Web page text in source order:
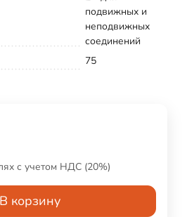
подвижных и
неподвижных
соединений
75
с учетом НДС (20%)
В корзину